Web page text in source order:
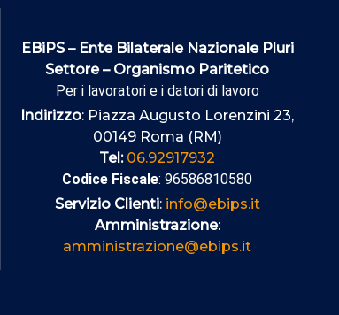
EBiPS – Ente Bilaterale Nazionale Pluri
Settore – Organismo Paritetico
Per i lavoratori e i datori di lavoro
Indirizzo: Piazza Augusto Lorenzini 23,
00149 Roma (RM)
Tel: 06.92917932
Codice Fiscale: 96586810580
Servizio Clienti: info@ebips.it
Amministrazione:
amministrazione@ebips.it